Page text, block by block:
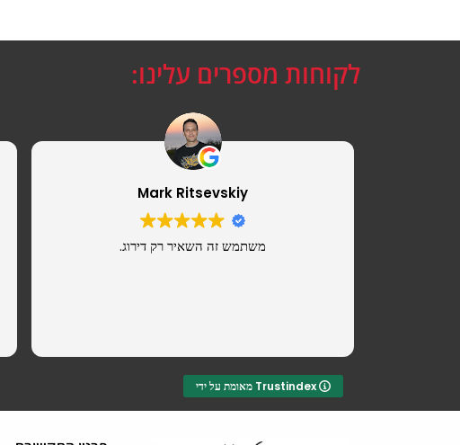
לקוחות מספרים עלינו:
Mark Ritsevskiy
משתמש זה השאיר רק דירוג.
מאומת על ידי Trustindex